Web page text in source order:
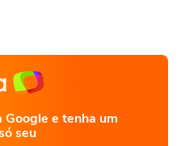
Google e tenha um
seu